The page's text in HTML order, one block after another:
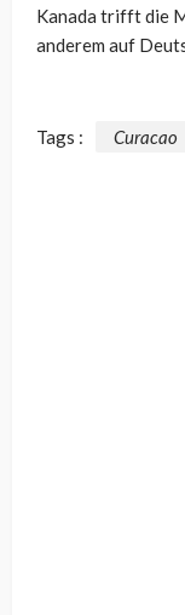
Kanada trifft die
anderem auf
Tags : Curacao